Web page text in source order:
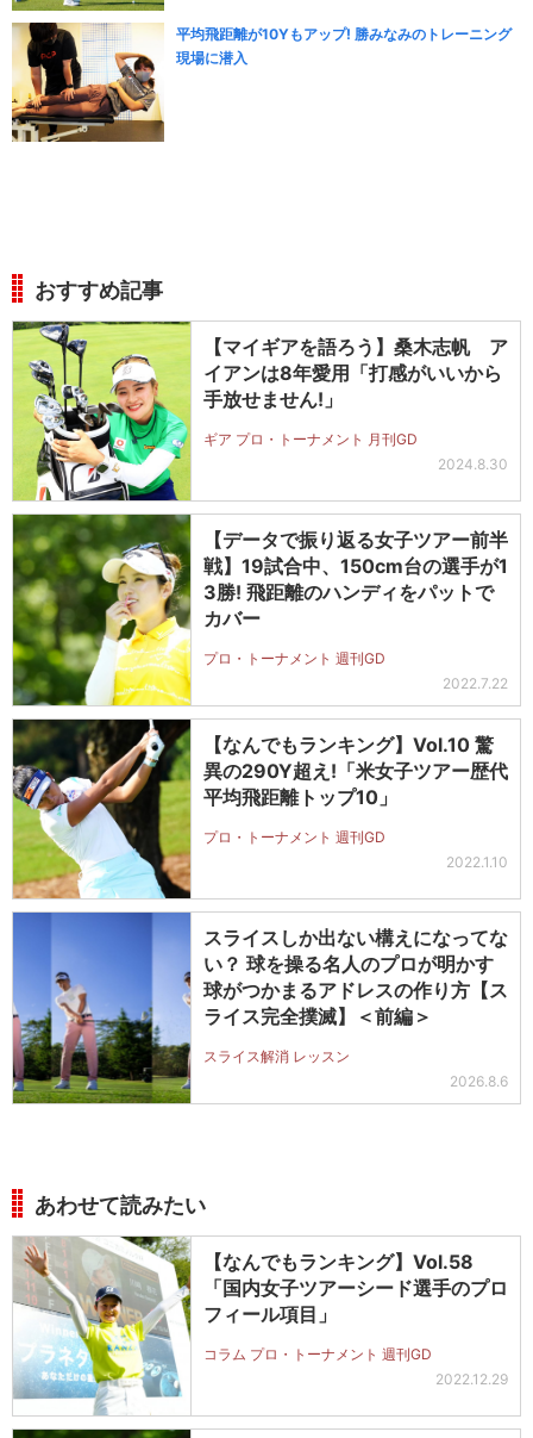
平均飛距離が10Yもアップ! 勝みなみのトレーニング
現場に潜入
おすすめ記事
【マイギアを語ろう】桑木志帆 ア
イアンは8年愛用「打感がいいから
手放せません!」
ギア プロ・トーナメント 月刊GD
2024.8.30
【データで振り返る女子ツアー前半
戦】19試合中、150cm台の選手が1
3勝! 飛距離のハンディをパットで
カバー
プロ・トーナメント 週刊GD
2022.7.22
【なんでもランキング】Vol.10 驚
異の290Y超え!「米女子ツアー歴代
平均飛距離トップ10」
プロ・トーナメント 週刊GD
2022.1.10
スライスしか出ない構えになってな
い？ 球を操る名人のプロが明かす
球がつかまるアドレスの作り方【ス
ライス完全撲滅】＜前編＞
スライス解消 レッスン
2026.8.6
あわせて読みたい
【なんでもランキング】Vol.58
「国内女子ツアーシード選手のプロ
フィール項目」
コラム プロ・トーナメント 週刊GD
2022.12.29